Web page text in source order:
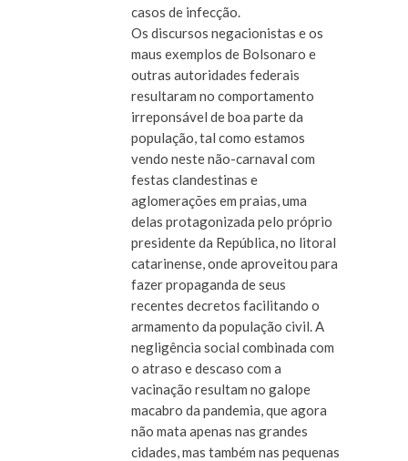
casos de infecção.
Os discursos negacionistas e os
maus exemplos de Bolsonaro e
outras autoridades federais
resultaram no comportamento
irreponsável de boa parte da
população, tal como estamos
vendo neste não-carnaval com
festas clandestinas e
aglomerações em praias, uma
delas protagonizada pelo próprio
presidente da República, no litoral
catarinense, onde aproveitou para
fazer propaganda de seus
recentes decretos facilitando o
armamento da população civil. A
negligência social combinada com
o atraso e descaso com a
vacinação resultam no galope
macabro da pandemia, que agora
não mata apenas nas grandes
cidades, mas também nas pequenas